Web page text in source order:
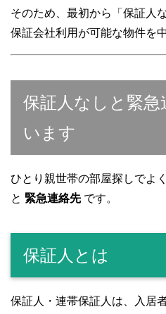
そのため、最初から「保証人
保証会社利用が可能な物件を
保証人なしと緊急
います
ひとり親世帯の部屋探しでよ
と 緊急連絡先です。
保証人とは
保証人・連帯保証人は、入居